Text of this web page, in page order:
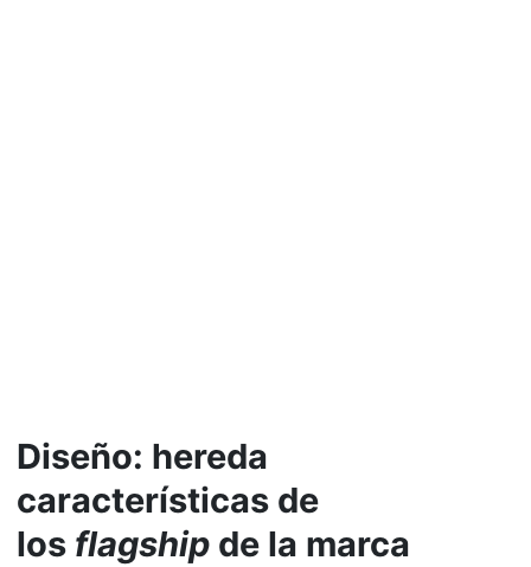
Diseño: hereda
características de
los flagshipde la marca